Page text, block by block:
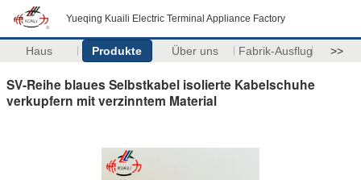
Yueqing Kuaili Electric Terminal Appliance Factory
Haus Produkte Über uns Fabrik-Ausflug >>
SV-Reihe blaues Selbstkabel isolierte Kabelschuhe
verkupfern mit verzinntem Material